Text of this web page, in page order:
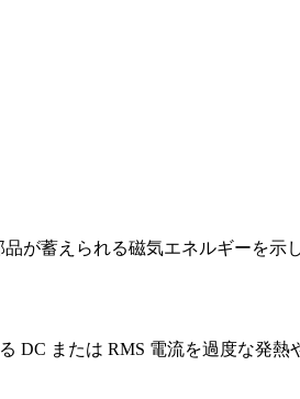
が蓄えられる磁気エネルギーを
DC または RMS 電流を過度な発